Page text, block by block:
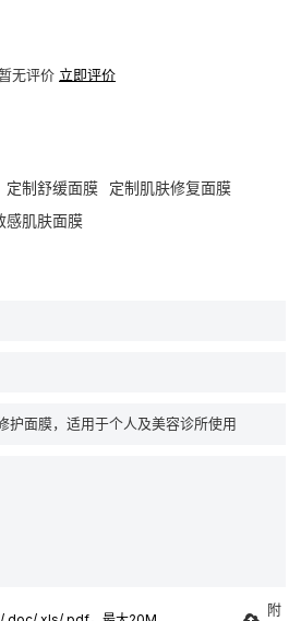
无评价 立即评价
定制舒缓面膜
定制肌肤修复面膜
感肌肤面膜
附